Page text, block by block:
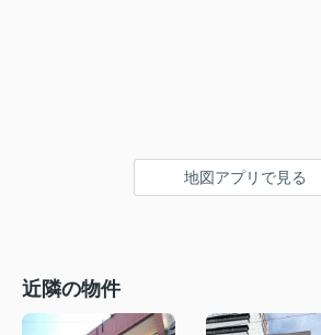
地図アプリで見る
近隣の物件